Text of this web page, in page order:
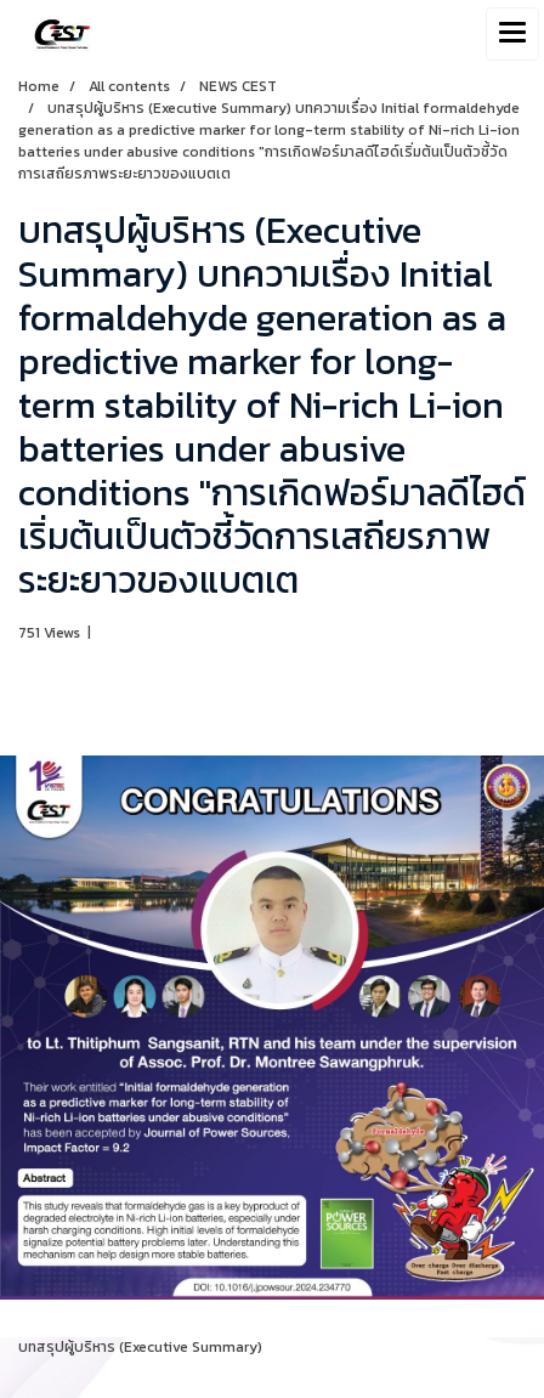
Home All contents
NEWS CEST
บทสรุปผู้บริหาร (Executive Summary) บทความเรื่อง Initial formaldehyde
generation as a predictive marker for long-term stability of Ni-rich Li-ion
batteries under abusive conditions "การเกิดฟอร์มาลดีไฮด์เริ่มต้นเป็นตัวชี้วัด
การเสถียรภาพระยะยาวของแบตเต
บทสรุปผู้บริหาร (Executive
Summary) บทความเรื่อง Initial
formaldehyde generation as a
predictive marker for long-
term stability of Ni-rich Li-ion
batteries under abusive
conditions "การเกิดฟอร์มาลดีไฮด์
เริ่มต้นเป็นตัวชี้วัดการเสถียรภาพ
ระยะยาวของแบตเต
751 Views |
บทสรุปผู้บริหาร (Executive Summary)